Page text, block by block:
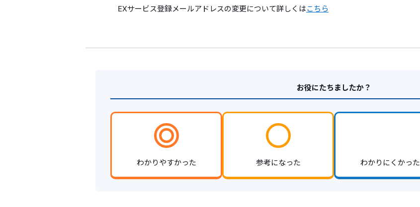
EXサービス登録メールアドレスの変更について詳しくはこちら
お役にたちましたか？
わかりやすかった 参考になった わかりにくかった